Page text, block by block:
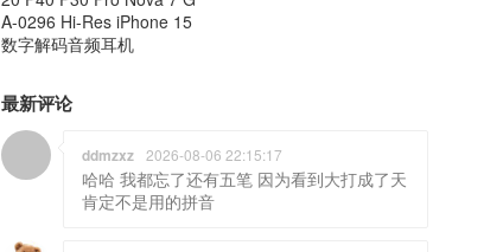
A-0296 Hi-Res iPhone 15
数字解码音频耳机
最新评论
ddmzxz 2026-08-06 22:15:17
哈哈 我都忘了还有五笔 因为看到大打成了天
肯定不是用的拼音